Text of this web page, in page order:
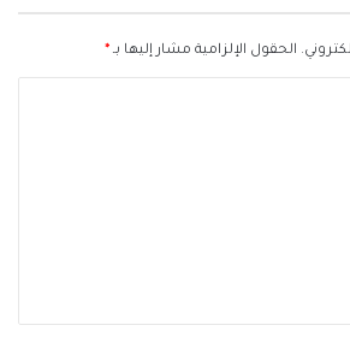
الحقول الإلزامية مشار إليها بـ *